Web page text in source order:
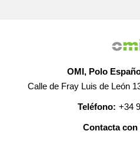
OMI, Polo
Calle de Fray Luis de León
Teléfono: +34
Contacta